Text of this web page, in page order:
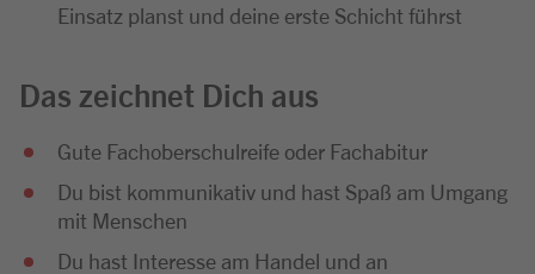
Einsatz planst und deine erste Schicht führst
Das zeichnet Dich aus
Gute Fachoberschulreife oder Fachabitur
Du bist kommunikativ und hast Spaß am Umgang
mit Menschen
Du hast Interesse am Handel und an